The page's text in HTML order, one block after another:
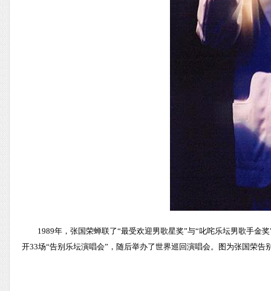
1989年，张国荣蝉联了“最受欢迎男歌星奖”与“叱咤乐坛男歌手金
开33场“告别乐坛演唱会”，随后举办了世界巡回演唱会。图为张国荣告